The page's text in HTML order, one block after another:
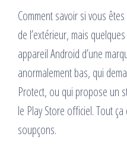
Comment savoir si vous
de l’extérieur, mais
appareil Android d’une
anormalement bas, qui
Protect, ou qui propose un
le Play Store officiel. Tout
soupçons.